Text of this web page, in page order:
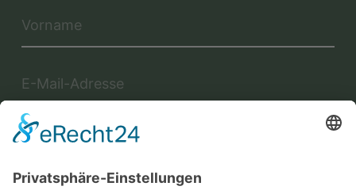
Jetzt anmelden